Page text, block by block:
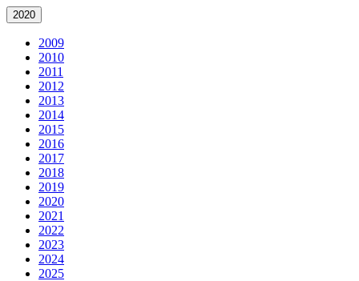
2020
2009
2010
2011
2012
2013
2014
2015
2016
2017
2018
2019
2020
2021
2022
2023
2024
2025